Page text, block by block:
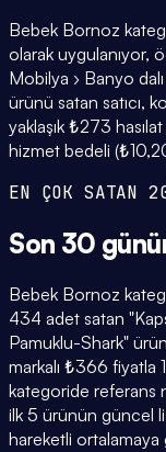
Bebek Bornoz
olarak uygulanıyor,
Mobilya › Banyo
ürünü satan satıcı,
yaklaşık ₺273
hizmet bedeli
EN ÇOK SATAN
Son 30
Bebek Bornoz
434 adet satan
Pamuklu-Shark"
markalı ₺366 fiyatla
kategoride referans
ilk 5 ürünün güncel
hareketli ortalamaya